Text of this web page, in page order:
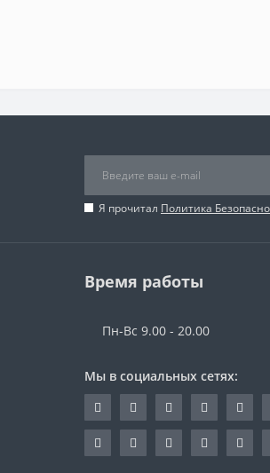
Я прочитал Политика
Время работы
Пн-Вс 9.00 - 20.00
Мы в социальных сетях: